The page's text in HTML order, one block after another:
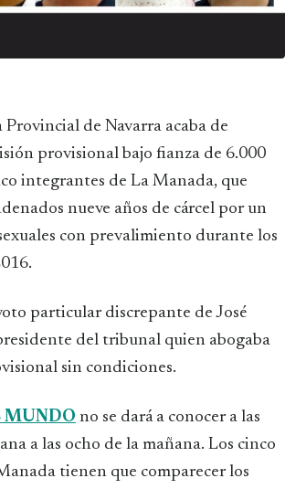
Provincial de Navarra acaba de
provisional bajo fianza de 6.000
integrantes de La Manada, que
nueve años de cárcel por un
con prevalimiento durante los
particular discrepante de José
del tribunal quien abogaba
sin condiciones.
MUNDO no se dará a conocer a las
a las ocho de la mañana. Los cinco
tienen que comparecer los